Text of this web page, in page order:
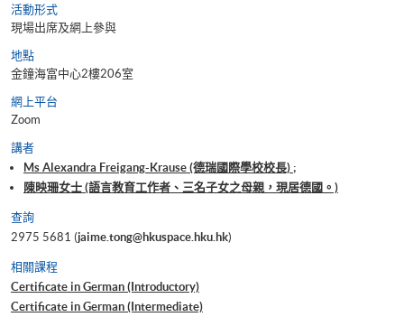
活動形式
現場出席及網上參與
地點
金鐘海富中心2樓206室
網上平台
Zoom
講者
Ms Alexandra Freigang-Krause (德瑞國際學校校長) ;
陳映珊女士 (語言教育工作者、三名子女之母親，現居德國。)
查詢
2975 5681 (jaime.tong@hkuspace.hku.hk)
相關課程
Certificate in German (Introductory)
Certificate in German (Intermediate)